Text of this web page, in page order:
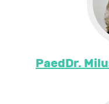
PaedDr.